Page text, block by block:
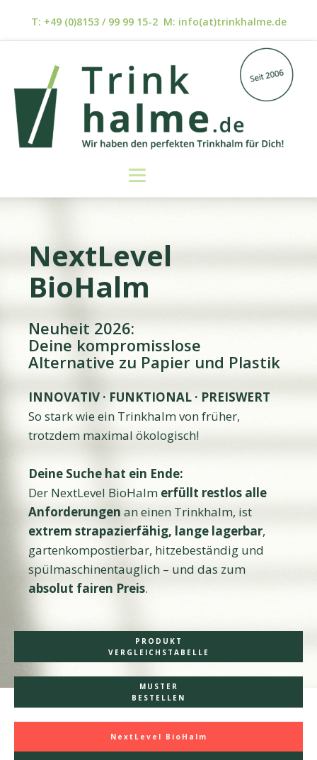
T: +49 (0)8153 / 99 99 15-2 M: info(at)trinkhalme.de
NextLevel
BioHalm
Neuheit 2026:
Deine kompromisslose
Alternative zu Papier und Plastik
INNOVATIV · FUNKTIONAL · PREISWERT
So stark wie ein Trinkhalm von früher,
trotzdem maximal ökologisch!
Deine Suche hat ein Ende:
Der NextLevel BioHalm erfüllt restlos alle
Anforderungen an einen Trinkhalm, ist
extrem strapazierfähig, lange lagerbar,
gartenkompostierbar, hitzebeständig und
spülmaschinentauglich – und das zum
absolut fairen Preis.
PRODUKT
VERGLEICHSTABELLE
MUSTER
BESTELLEN
NextLevel BioHalm